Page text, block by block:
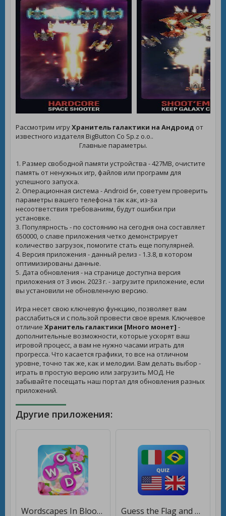
Рассмотрим игруХранитель галактики на Андроид от
известного издателя BigButton Co Sp.z o.o..
Главные параметры.
1. Размер свободной памяти устройства - 427MB, очистите
память от ненужных игр, файлов или программ для
успешного запуска.
2. Операционная система - Android 6+, советуем проверить
параметры вашего телефона так как, из-за
несоответствия требованиям, будут ошибки при
установке.
3. Популярность - по состоянию на сегодня она составляет
650000, о славе приложения четко демонстрирует
количество загрузок, помогите стать еще популярней.
4. Версия приложения - данный релиз - 1.3.8, в котором
оптимизированы данные.
5. Дата обновления - на странице доступна версия
приложения от 3 июн. 2023 г. - загрузите приложение, если
вы установили не обновленную версию.
Игра несет свою ключевую функцию, позволяет вам
расслабиться и с пользой провести свое время. Ключевое
отличие Хранитель галактики [Много монет] -
дополнительные возможности, которые ускорят ваш
игровой процесс, а вам не нужно часами играть для
прогресса. Что касается графики, то все на отличном
уровне, точно так же, как и мелодии. Вам делать выбор -
играть в простую версию или загрузить МОД. Не
забывайте посещать наш портал для обновления разных
приложений.
Другие приложения:
Wordscapes In Bloom [Много монет] Guess the Flag and Capital Cit [Много монет]